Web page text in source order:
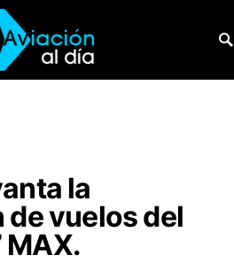
la
vuelos del
MAX.